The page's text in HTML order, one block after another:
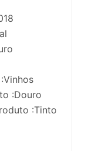
:Douro
:Tinto